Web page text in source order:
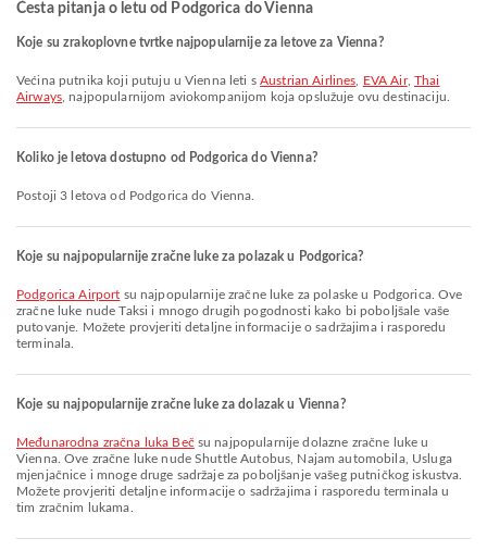
Česta pitanja o letu od Podgorica do Vienna
Koje su zrakoplovne tvrtke najpopularnije za letove za Vienna?
Većina putnika koji putuju u Vienna leti sAustrian Airlines EVA Air, Thai
Airways, najpopularnijom aviokompanijom koja opslužuje ovu destinaciju.
Koliko je letova dostupno od Podgorica do Vienna?
Postoji 3 letova od Podgorica do Vienna.
Koje su najpopularnije zračne luke za polazak u Podgorica?
Podgorica Airport su najpopularnije zračne luke za polaske u Podgorica. Ove
zračne luke nude Taksi i mnogo drugih pogodnosti kako bi poboljšale vaše
putovanje. Možete provjeriti detaljne informacije o sadržajima i rasporedu
terminala.
Koje su najpopularnije zračne luke za dolazak u Vienna?
Međunarodna zračna luka Bečsu najpopularnije dolazne zračne luke u
Vienna. Ove zračne luke nude Shuttle Autobus, Najam automobila, Usluga
mjenjačnice i mnoge druge sadržaje za poboljšanje vašeg putničkog iskustva.
Možete provjeriti detaljne informacije o sadržajima i rasporedu terminala u
tim zračnim lukama.